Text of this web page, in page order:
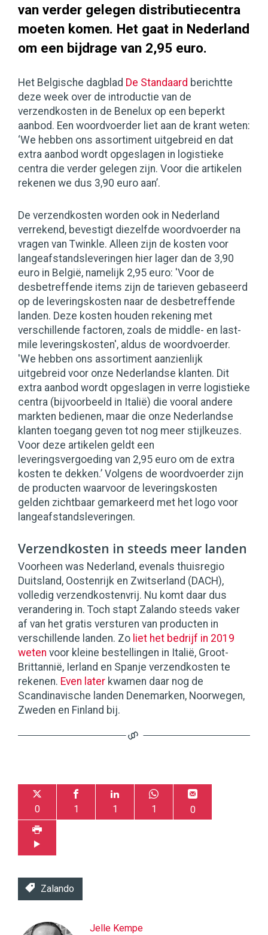
van verder gelegen distributiecentra
moeten komen. Het gaat in Nederland
om een bijdrage van 2,95 euro.
Het Belgische dagblad De Standaard berichtte
deze week over de introductie van de
verzendkosten in de Benelux op een beperkt
aanbod. Een woordvoerder liet aan de krant weten:
‘We hebben ons assortiment uitgebreid en dat
extra aanbod wordt opgeslagen in logistieke
centra die verder gelegen zijn. Voor die artikelen
rekenen we dus 3,90 euro aan’.
De verzendkosten worden ook in Nederland
verrekend, bevestigt diezelfde woordvoerder na
vragen van Twinkle. Alleen zijn de kosten voor
langeafstandsleveringen hier lager dan de 3,90
euro in België, namelijk 2,95 euro: 'Voor de
desbetreffende items zijn de tarieven gebaseerd
op de leveringskosten naar de desbetreffende
landen. Deze kosten houden rekening met
verschillende factoren, zoals de middle- en last-
mile leveringskosten', aldus de woordvoerder.
'We hebben ons assortiment aanzienlijk
uitgebreid voor onze Nederlandse klanten. Dit
extra aanbod wordt opgeslagen in verre logistieke
centra (bijvoorbeeld in Italië) die vooral andere
markten bedienen, maar die onze Nederlandse
klanten toegang geven tot nog meer stijlkeuzes.
Voor deze artikelen geldt een
leveringsvergoeding van 2,95 euro om de extra
kosten te dekken.’ Volgens de woordvoerder zijn
de producten waarvoor de leveringskosten
gelden zichtbaar gemarkeerd met het logo voor
langeafstandsleveringen.
Verzendkosten in steeds meer landen
Voorheen was Nederland, evenals thuisregio
Duitsland, Oostenrijk en Zwitserland (DACH),
volledig verzendkostenvrij. Nu komt daar dus
verandering in. Toch stapt Zalando steeds vaker
af van het gratis versturen van producten in
verschillende landen. Zo liet het bedrijf in 2019
weten voor kleine bestellingen in Italië, Groot-
Brittannië, Ierland en Spanje verzendkosten te
rekenen. Even later kwamen daar nog de
Scandinavische landen Denemarken, Noorwegen,
Zweden en Finland bij.
0 1 1 1 0
Zalando
Jelle Kempe